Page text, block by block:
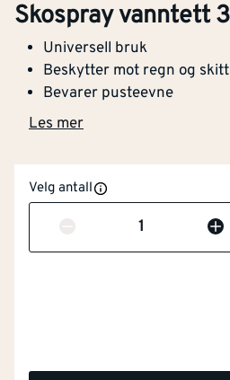
Skospray vanntett
Universell bruk
Beskytter mot regn og skitt
Bevarer pusteevne
Les mer
Velg antall
Antall